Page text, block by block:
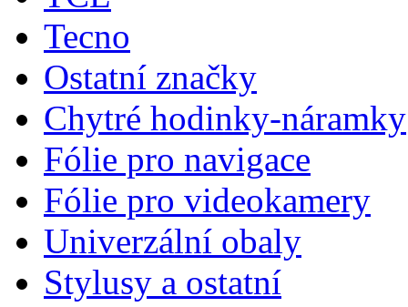
Tecno
Ostatní značky
Chytré hodinky-náramky
Fólie pro navigace
Fólie pro videokamery
Univerzální obaly
Stylusy a ostatní